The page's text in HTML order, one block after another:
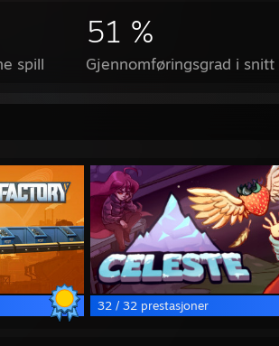
spill
51 %
Gjennomføringsgrad i snitt
32 / 32 prestasjoner